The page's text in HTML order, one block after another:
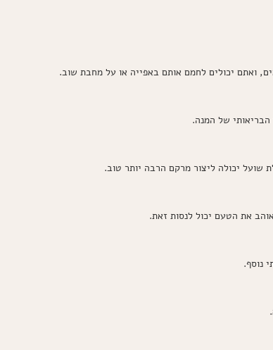
של המנה.
שועל יכולה ליצור מרקם הרבה יותר טוב.
את הטעם יכול לנסות זאת.
נוסף.